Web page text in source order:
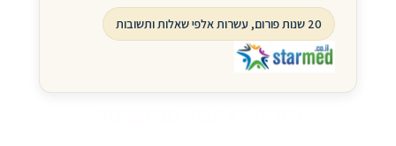
20 שנות פורום, עשרות אלפי שאלות ותשובות